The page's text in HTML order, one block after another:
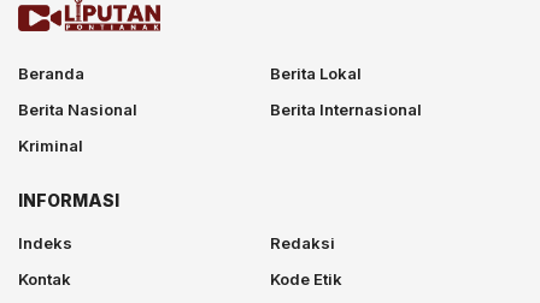
Beranda
Berita Lokal
Berita Nasional
Berita Internasional
Kriminal
INFORMASI
Indeks
Redaksi
Kontak
Kode Etik